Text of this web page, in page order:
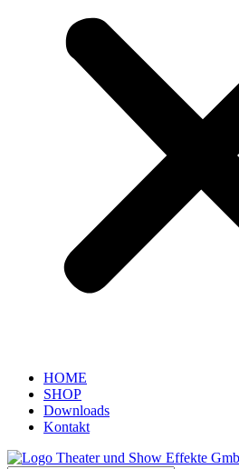
HOME
SHOP
Downloads
Kontakt